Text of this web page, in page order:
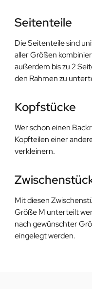
Seitenteile
Die Seitenteile sind
aller Größen
außerdem bis zu 2
den Rahmen zu
Kopfstücke
Wer schon einen
Kopfteilen einer
verkleinern.
Mit diesen
Größe M unterteilt
nach gewünschter
eingelegt werden.